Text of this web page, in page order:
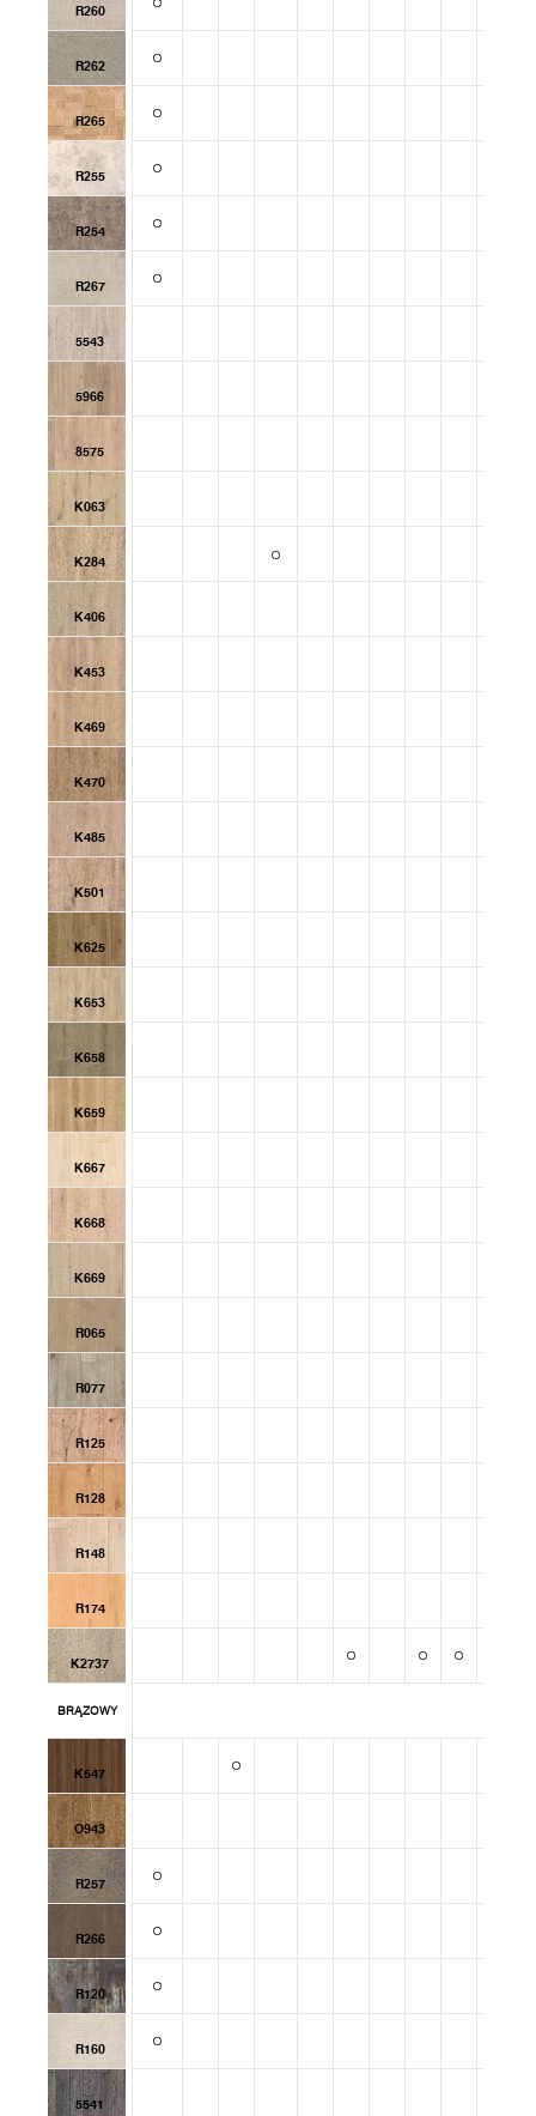
R260
R262
R265
R255
R254
R267
5543
5966
8575
K063
K284
K406
K453
K469
K470
K485
K501
K625
K653
K658
K659
K667
K668
K669
R065
R077
R125
R128
R148
R174
K2737
BRĄZOWY
K547
O943
R257
R266
R120
R160
5541